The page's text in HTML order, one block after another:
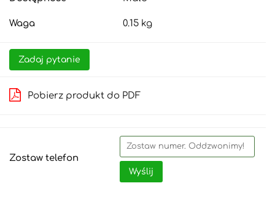
Waga 0.15 kg
Zadaj pytanie
Pobierz produkt do PDF
Zostaw telefon
Wyślij